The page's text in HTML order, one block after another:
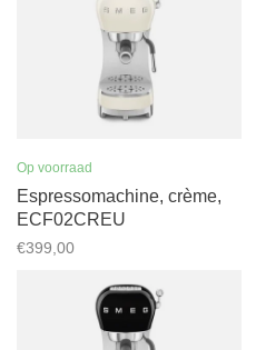
Op voorraad
Espressomachine, crème,
ECF02CREU
€399,00